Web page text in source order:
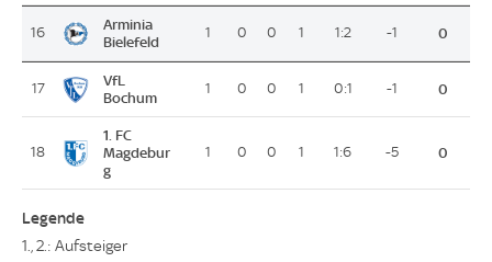
16
Arminia
Bielefeld
1 0 0 1 1:2 -1 0
17
VfL
Bochum
1 0 0 1 0:1 -1 0
18
1. FC
Magdebur
g
1 0 0 1 1:6 -5 0
Legende
1., 2.: Aufsteiger